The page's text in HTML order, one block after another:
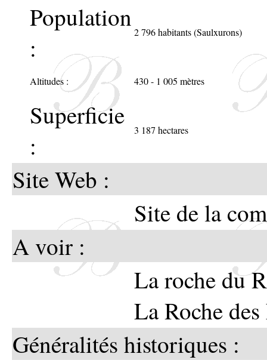
Les
sont
Population
:
2 796 habitants (Saulxurons)
Altitudes : 430 - 1 005 mètres
Superficie
:
3 187 hectares
Site Web :
Site de la
A voir :
La roche du
La Roche des
Généralités historiques :